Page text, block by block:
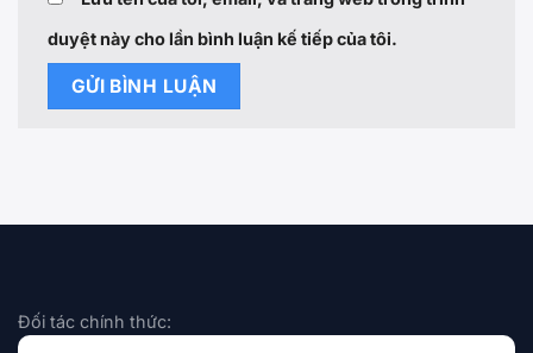
duyệt này cho lần bình luận kế tiếp của tôi.
Đối tác chính thức: